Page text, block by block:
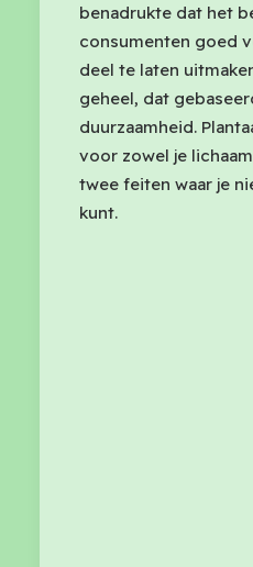
benadrukte dat het
consumenten goed
deel te laten
geheel, dat
duurzaamheid.
voor zowel je
twee feiten waar je
kunt.